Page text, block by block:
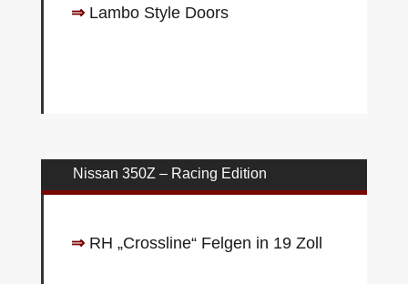
⇒Lambo Style Doors
Nissan 350Z – Racing Edition
⇒RH „Crossline“ Felgen in 19 Zoll